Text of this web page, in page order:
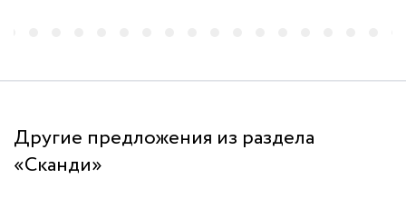
Другие предложения из раздела
«Сканди»